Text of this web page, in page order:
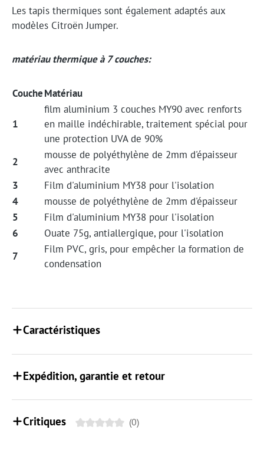
Les tapis thermiques sont également adaptés aux
modèles Citroën Jumper.
matériau thermique à 7 couches:
CoucheMatériau
1
film aluminium 3 couches MY90 avec renforts
en maille indéchirable, traitement spécial pour
une protection UVA de 90%
2
mousse de polyéthylène de 2mm d'épaisseur
avec anthracite
3
Film d'aluminium MY38 pour l'isolation
4
mousse de polyéthylène de 2mm d'épaisseur
5
Film d'aluminium MY38 pour l'isolation
6
Ouate 75g, antiallergique, pour l'isolation
7
Film PVC, gris, pour empêcher la formation de
condensation
Caractéristiques
Expédition, garantie et retour
Critiques (0)